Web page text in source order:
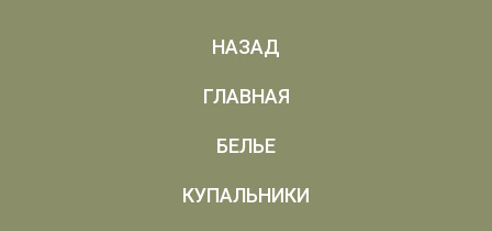
НАЗАД
ГЛАВНАЯ
БЕЛЬЕ
КУПАЛЬНИКИ